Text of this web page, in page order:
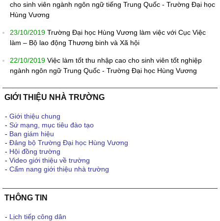
cho sinh viên ngành ngôn ngữ tiếng Trung Quốc - Trường Đại học
Hùng Vương
23/10/2019 Trường Đại học Hùng Vương làm việc với Cục Việc
làm – Bộ lao động Thương binh và Xã hội
22/10/2019 Việc làm tốt thu nhập cao cho sinh viên tốt nghiệp
ngành ngôn ngữ Trung Quốc - Trường Đại học Hùng Vương
GIỚI THIỆU NHÀ TRƯỜNG
- Giới thiệu chung
- Sứ mạng, mục tiêu đào tạo
- Ban giám hiệu
- Đảng bộ Trường Đại học Hùng Vương
- Hội đồng trường
- Video giới thiệu về trường
- Cẩm nang giới thiệu nhà trường
THÔNG TIN
- Lịch tiếp công dân